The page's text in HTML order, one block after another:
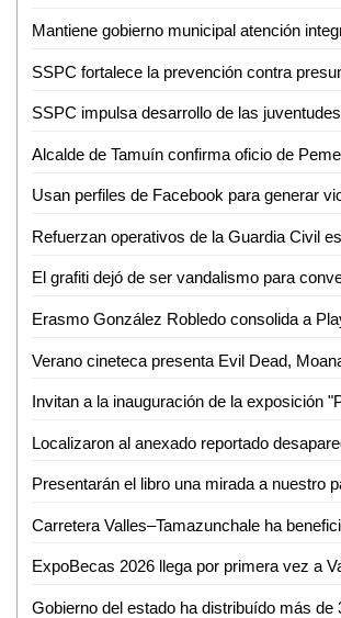
Usan perfiles de Facebook para generar
Localizaron al anexado reportado